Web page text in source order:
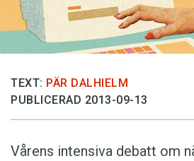
Bokrecensioner
Kviss
Anmäl till språkpolisen
Föreslå nyord
Annonsera
TEXT: PÄR DALHIELM
PUBLICERAD 2013-09-13
Vårens intensiva debatt om